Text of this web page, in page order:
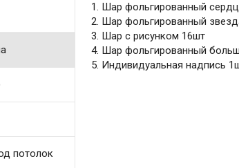
потолок
1. Шар фольгированный
2. Шар фольгированный
3. Шар с рисунком 16шт
4. Шар фольгированный
5. Индивидуальная надпись